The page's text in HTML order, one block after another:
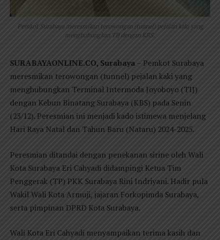
Pemkot Surabaya meresmikan terowongan (tunnel) pejalan kaki yang
menghubungkan TIJ dengan KBS.
SURABAYAONLINE.CO, Surabaya– Pemkot Surabaya
meresmikan terowongan (tunnel) pejalan kaki yang
menghubungkan Terminal Intermoda Joyoboyo (TIJ)
dengan Kebun Binatang Surabaya (KBS) pada Senin
(23/12). Peresmian ini menjadi kado istimewa menjelang
Hari Raya Natal dan Tahun Baru (Nataru) 2024-2025.
Peresmian ditandai dengan penekanan sirine oleh Wali
Kota Surabaya Eri Cahyadi didampingi Ketua Tim
Penggerak (TP) PKK Surabaya Rini Indriyani. Hadir pula
Wakil Wali Kota Armuji, jajaran Forkopimda Surabaya,
serta pimpinan DPRD Kota Surabaya.
Wali Kota Eri Cahyadi menyampaikan terima kasih dan